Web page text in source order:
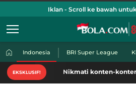
Iklan - Scroll ke bawah
Indonesia BRI Super League
EKSKLUSIF! Nikmati konten-konten